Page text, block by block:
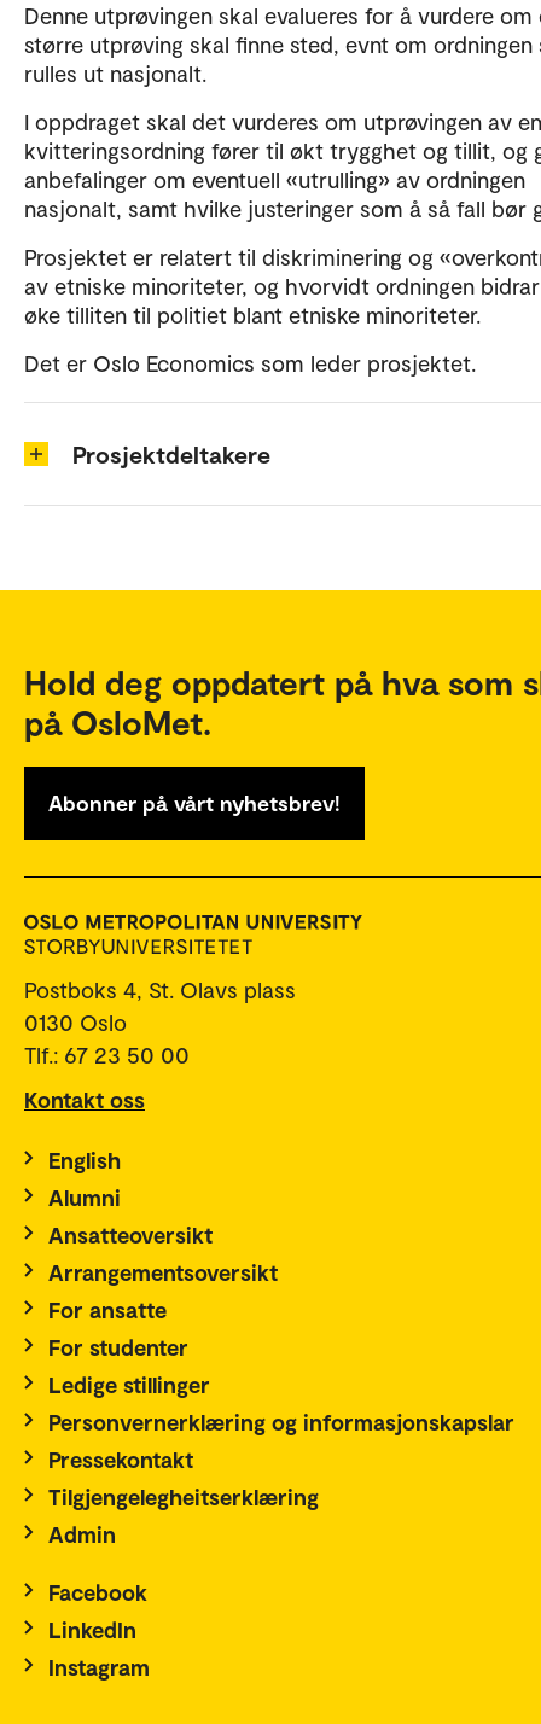
Denne utprøvingen skal evalueres for å vurdere om
større utprøving skal finne sted, evnt om ordningen
rulles ut nasjonalt.
I oppdraget skal det vurderes om utprøvingen av en
kvitteringsordning fører til økt trygghet og tillit, og
anbefalinger om eventuell «utrulling» av ordningen
nasjonalt, samt hvilke justeringer som å så fall bør
Prosjektet er relatert til diskriminering og
av etniske minoriteter, og hvorvidt ordningen
øke tilliten til politiet blant etniske minoriteter.
Det er Oslo Economics som leder prosjektet.
Prosjektdeltakere
Hold deg oppdatert på hva som
på OsloMet.
Abonner på vårt nyhetsbrev!
Postboks 4, St. Olavs plass
0130 Oslo
Tlf.: 67 23 50 00
Kontakt oss
English
Alumni
Ansatteoversikt
Arrangementsoversikt
For ansatte
For studenter
Ledige stillinger
Personvernerklæring og informasjonskapslar
Pressekontakt
Tilgjengelegheitserklæring
Admin
Facebook
LinkedIn
Instagram